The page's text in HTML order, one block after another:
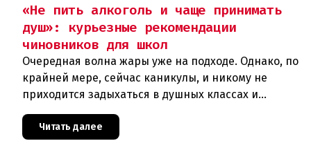
«Не пить алкоголь и чаще принимать
душ»: курьезные рекомендации
чиновников для школ
Очередная волна жары уже на подходе. Однако, по
крайней мере, сейчас каникулы, и никому не
приходится задыхаться в душных классах и
была в конце июня, ког
Читать далее